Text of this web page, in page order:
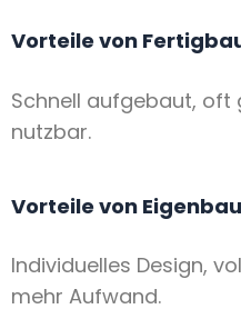
Vorteile von
Schnell aufgebaut, oft
nutzbar.
Vorteile von
Individuelles Design,
mehr Aufwand.